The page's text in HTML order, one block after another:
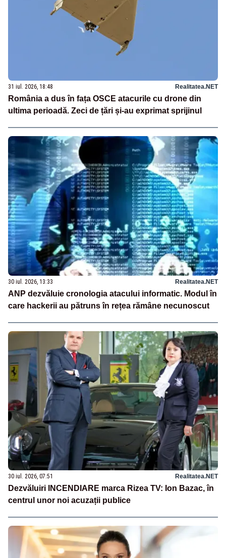
31 iul. 2026, 18:48 Realitatea.NET
România a dus în fața OSCE atacurile cu drone din
ultima perioadă. Zeci de țări și-au exprimat sprijinul
30 iul. 2026, 13:33 Realitatea.NET
ANP dezvăluie cronologia atacului informatic. Modul în
care hackerii au pătruns în rețea rămâne necunoscut
30 iul. 2026, 07:51 Realitatea.NET
Dezvăluiri INCENDIARE marca Rizea TV: Ion Bazac, în
centrul unor noi acuzații publice